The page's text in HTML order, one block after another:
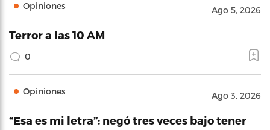
Opiniones Ago 5, 2026
Terror a las 10 AM
0
Opiniones Ago 3, 2026
“Esa es mi letra”: negó tres veces bajo tener